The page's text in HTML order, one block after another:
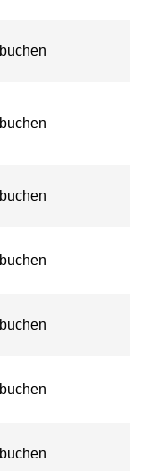
buchen
buchen
buchen
buchen
buchen
buchen
buchen